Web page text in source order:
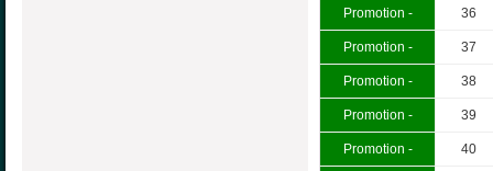
Promotion - 36
Promotion - 37
Promotion - 38
Promotion - 39
Promotion - 40